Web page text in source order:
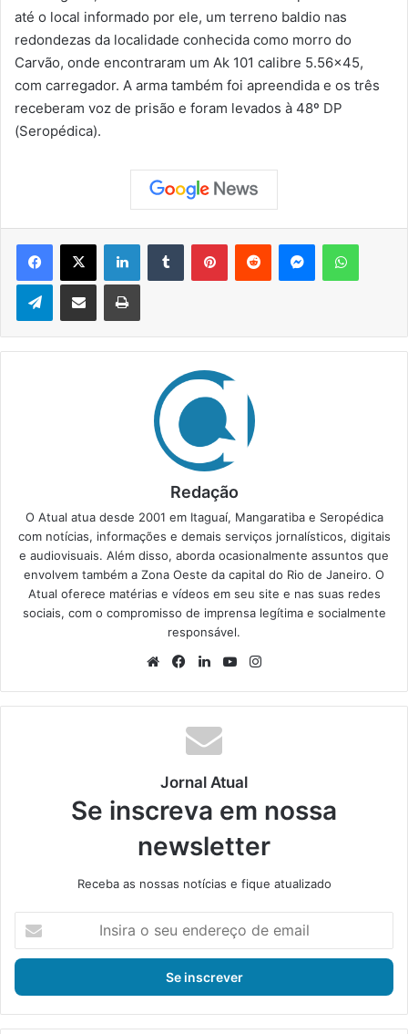
até o local informado por ele, um terreno baldio nas
redondezas da localidade conhecida como morro do
Carvão, onde encontraram um Ak 101 calibre 5.56×45,
com carregador. A arma também foi apreendida e os três
receberam voz de prisão e foram levados à 48º DP
(Seropédica).
Telegram
Redação
O Atual atua desde 2001 em Itaguaí, Mangaratiba e Seropédica
com notícias, informações e demais serviços jornalísticos, digitais
e audiovisuais. Além disso, aborda ocasionalmente assuntos que
envolvem também a Zona Oeste da capital do Rio de Janeiro. O
Atual oferece matérias e vídeos em seu site e nas suas redes
sociais, com o compromisso de imprensa legítima e socialmente
responsável.
We
te
Fa
bo
ok
Lin
din
Yo
ub
ra
Jornal Atual
Se inscreva em nossa
newsletter
Receba as nossas notícias e fique atualizado
s
r
a